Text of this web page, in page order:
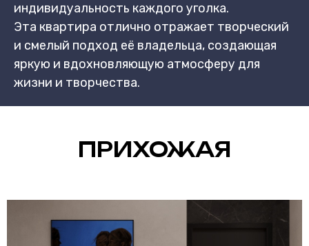
индивидуальность каждого уголка.
Эта квартира отлично отражает творческий
и смелый подход её владельца, создающая
яркую и вдохновляющую атмосферу для
жизни и творчества.
ПРИХОЖАЯ